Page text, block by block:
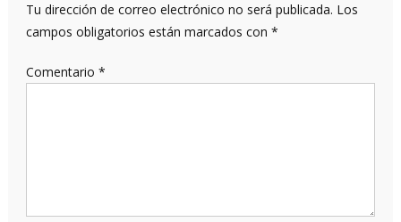
Tu dirección de correo electrónico no será publicada. Los
campos obligatorios están marcados con *
Comentario *